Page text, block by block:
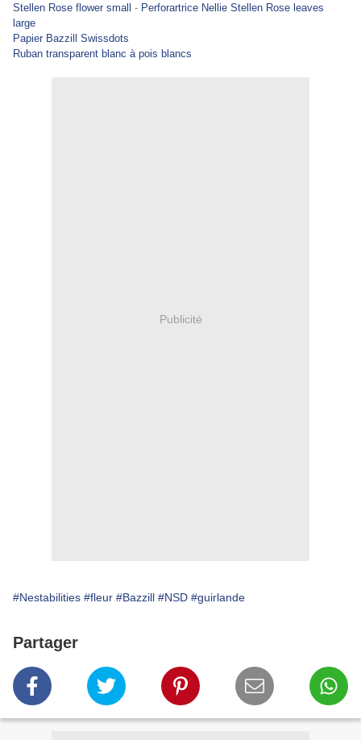
Stellen Rose flower small - Perforartrice Nellie Stellen Rose leaves
large
Papier Bazzill Swissdots
Ruban transparent blanc à pois blancs
Publicité
#Nestabilities #fleur #Bazzill #NSD #guirlande
Partager